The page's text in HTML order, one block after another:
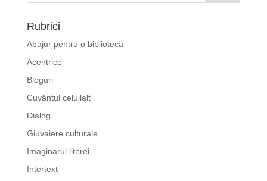
Rubrici
Abajur pentru o bibliotecă
Acentrice
Bloguri
Cuvântul celuilalt
Dialog
Giuvaiere culturale
Imaginarul literei
Intertext